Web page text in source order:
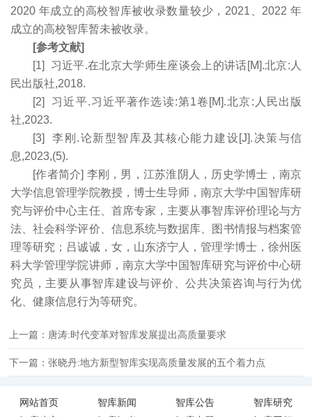
2020 年成立的高校智库被收录数量较少，2021、2022 年
成立的高校智库暂未被收录。
[参考文献]
[1] 习近平.在北京大学师生座谈会上的讲话[M].北京:人
民出版社,2018.
[2] 习近平.习近平著作选读:第1卷[M].北京:人民出版
社,2023.
[3] 李刚.论新型智库及其核心能力建设[J].决策与信
息,2023,(5).
[作者简介] 李刚，男，江苏淮阴人，历史学博士，南京
大学信息管理学院教授，博士生导师，南京大学中国智库研
究与评价中心主任、首席专家，主要从事智库评价理论与方
法、社会科学评价、信息系统与数据库、图书情报与档案管
理等研究；吕诚诚，女，山东济宁人，管理学博士，徐州医
科大学管理学院讲师，南京大学中国智库研究与评价中心研
究员，主要从事智库建设与评价、公共决策咨询与行为优
化、健康信息行为等研究。
上一篇：唐涛:时代变革对智库发展提出高质量要求
下一篇：张晓丹:地方新型智库实现高质量发展的五个着力点
网站首页 智库新闻 智库公告
智库研究